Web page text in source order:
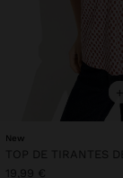
+
New
19,99 €